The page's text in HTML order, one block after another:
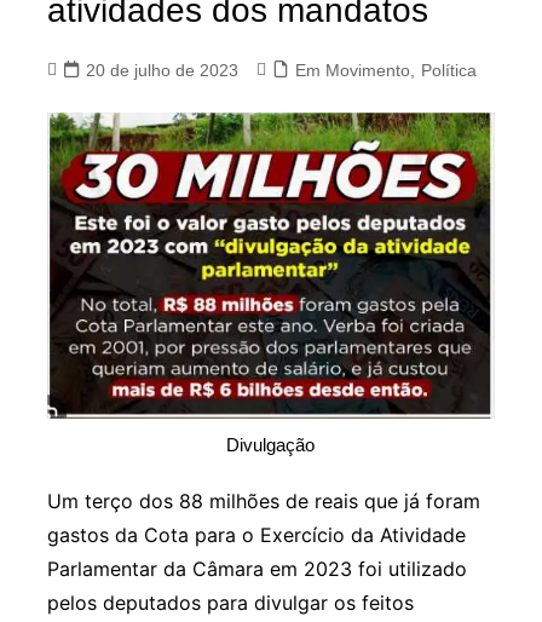
atividades dos mandatos
20 de julho de 2023 Em Movimento, Política
Divulgação
Um terço dos 88 milhões de reais que já foram
gastos da Cota para o Exercício da Atividade
Parlamentar da Câmara em 2023 foi utilizado
pelos deputados para divulgar os feitos